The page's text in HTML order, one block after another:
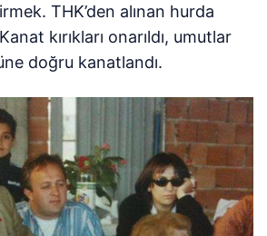
THK’den alınan hurda
kırıkları onarıldı, umutlar
doğru kanatlandı.